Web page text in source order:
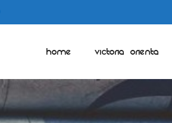
HOME VICTORIA ORIENTA